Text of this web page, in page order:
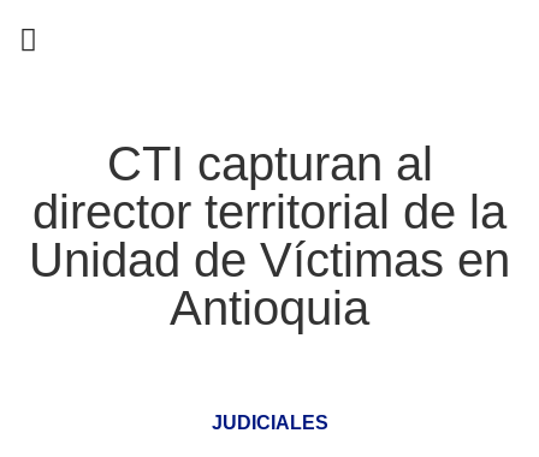
CTI capturan al
director territorial de la
Unidad de Víctimas en
Antioquia
JUDICIALES